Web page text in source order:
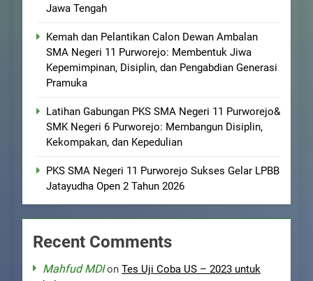
Jawa Tengah
Kemah dan Pelantikan Calon Dewan Ambalan
SMA Negeri 11 Purworejo: Membentuk Jiwa
Kepemimpinan, Disiplin, dan Pengabdian Generasi
Pramuka
Latihan Gabungan PKS SMA Negeri 11 Purworejo&
SMK Negeri 6 Purworejo: Membangun Disiplin,
Kekompakan, dan Kepedulian
PKS SMA Negeri 11 Purworejo Sukses Gelar LPBB
Jatayudha Open 2 Tahun 2026
Recent Comments
Mahfud MDIon Tes Uji Coba US – 2023 untuk